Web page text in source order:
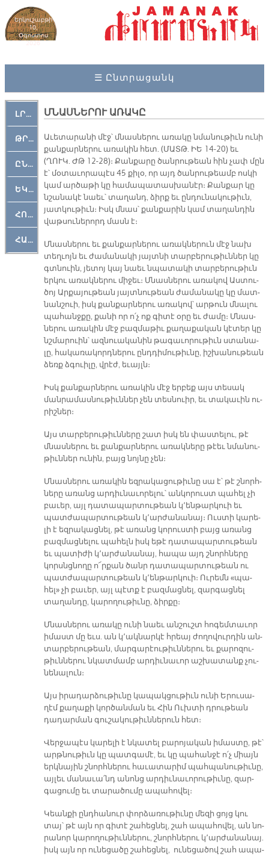
Երկուշաբթի
10,
Օգոստոս
2026
☰ Ընտրացանկ
ԼՐԱՀՈՍ
ԹՐՔԱՀԱՅ ԿԵԱՆՔ
ԸՆԿԵՐԱՄՇԱԿՈՒԹԱՅԻՆ
ԵԿԵՂԵՑԱԿԱՆ
ՀՈԳԵՄՏԱՒՈՐ
ՀԱՐԹԱԿ
ՄՆԱՍՆԵՐՈՒ ԱՌԱԿԸ
Ա­ւե­տա­րա­նի մէջ՝ մնաս­նե­րու ա­ռա­կը նմա­նու­թիւն ու­նի
քան­քար­նե­րու ա­ռա­կին հետ. (ՄԱՏԹ. ԻԵ 14-20) եւ
(ՂՈՒԿ. ԺԹ 12-28)։ Քան­քա­րը ծան­րու­թեան հին չափ մըն
է՝ մօ­տա­ւո­րա­պէս 45 քի­լօ, որ այդ ծան­րու­թեամբ ոս­կի
կամ ար­ծա­թի կը հա­մա­պա­տաս­խա­նէր։ Քան­քար կը
նշա­նա­կէ նաեւ՝ տա­ղանդ, ձիրք եւ ըն­դու­նա­կու­թիւն,
յատ­կու­թիւն։ Իսկ մնաս՝ քան­քա­րին կամ տա­ղան­դին
վաթ­սու­նե­րորդ մասն է։
Մնաս­նե­րու եւ քան­քար­նե­րու ա­ռակ­նե­րուն մէջ նախ
տեղ­ւոյն եւ ժա­մա­նա­կի յայտ­նի տար­բե­րու­թիւն­ներ կը
գտնուին, յե­տոյ կայ նաեւ նպա­տա­կի տար­բե­րու­թիւն
եր­կու ա­ռակ­նե­րու մի­ջեւ։ Մնաս­նե­րու ա­ռա­կով Աս­տու­
ծոյ Ար­քա­յու­թեան յայտ­նու­թեան ժա­մա­նա­կը կը մատ­
նան­շուի, իսկ քան­քար­նե­րու ա­ռա­կով՝ ար­թուն մնա­լու
պա­հանջ­քը, քա­նի որ ո՛չ ոք գի­տէ օ­րը եւ ժա­մը։ Մնաս­
նե­րու ա­ռա­կին մէջ բազ­մա­թիւ քա­ղա­քա­կան կէ­տեր կը
նշմա­րուին՝ ազ­նուա­կա­նին թա­գա­ւո­րու­թիւն ստա­նա­
լը, հա­կա­ռա­կորդ­նե­րու ընդ­դի­մու­թիւ­նը, իշ­խա­նու­թեան
ձեռք ձգուի­լը, վրէժ, ե­ւայլն։
Իսկ քան­քար­նե­րու ա­ռա­կին մէջ եր­բեք այս տե­սակ
ման­րա­մաս­նու­թիւն­ներ չեն տեսնուիր, եւ տա­կա­ւին ու­
րիշ­ներ։
Այս տար­բե­րու­թիւն­նե­րը շատ իսկ են փաս­տե­լու, թէ
մնաս­նե­րու եւ քան­քար­նե­րու ա­ռակ­նե­րը թէեւ նմա­նու­
թիւն­ներ ու­նին, բայց նոյ­նը չեն։
Մնաս­նե­րու ա­ռա­կին եզ­րա­կա­ցու­թիւ­նը սա է՝ թէ շնորհ­
նե­րը ա­ռանց ար­դիւ­նա­ւո­րե­լու՝ ան­կո­րուստ պա­հել չի
բա­ւեր, այլ դա­տա­պար­տու­թեան կ՚են­թար­կուի եւ
պատ­ժա­պար­տու­թեան կ՚ար­ժա­նա­նայ։ Ուս­տի կա­րե­
լի է եզ­րա­կաց­նել, թէ ա­ռանց կո­րուս­տի բայց ա­ռանց
բազ­մաց­նե­լու պա­հելն իսկ ե­թէ դա­տա­պար­տու­թեան
եւ պա­տի­ժի կ՚ար­ժա­նա­նայ, հա­պա այդ շնորհ­նե­րը
կորսնց­նո­ղը ո՜ր­քան ծանր դա­տա­պար­տու­թեան ու
պատ­ժա­պար­տու­թեան կ՚են­թար­կուի։ Ու­րեմն «պա­
հել» չի բա­ւեր, այլ պէտք է բազ­մաց­նել, զար­գաց­նել
տա­ղան­դը, կա­րո­ղու­թիւ­նը, ձիր­քը։
Մնաս­նե­րու ա­ռա­կը ու­նի նաեւ ան­շուշտ հո­գեմ­տա­ւոր
ի­մաստ մը եւս. ան կ՚ակ­նար­կէ հրեայ ժո­ղո­վուր­դին ան­
տար­բե­րու­թեան, մար­գա­րէու­թիւն­նե­րու եւ քա­րո­զու­
թիւն­նե­րու նկատ­մամբ ար­դիւ­նա­ւոր աշ­խա­տանք չու­
նե­նա­լուն։
Այս ի­րա­դար­ձու­թիւ­նը կա­պակ­ցու­թիւն ու­նի Ե­րու­սա­
ղէմ քա­ղա­քի կոր­ծան­ման եւ Հին Ուխ­տի դրու­թեան
դա­դար­ման գու­շա­կու­թիւն­նե­րուն հետ։
Վեր­ջա­պէս կա­րե­լի է նկա­տել բա­րո­յա­կան ի­մաս­տը, թէ՝
արթ­նու­թիւն կը պատ­գա­մէ, եւ կը պա­հան­ջէ ո՛չ միայն
երկ­նա­յին շնորհ­նե­րու հա­ւա­տա­րիմ պահ­պա­նու­թիւ­նը,
այլեւ մա­նա­ւա՛նդ ա­նոնց ար­դիւ­նա­ւո­րու­թիւ­նը, զար­
գա­ցու­մը եւ տա­րա­ծու­մը ա­պա­հո­վել։
Կեան­քի ընդ­հա­նուր փոր­ձա­ռու­թիւ­նը մե­զի ցոյց կու
տայ՝ թէ այն որ գի­տէ շա­հեց­նել, շահ ա­պա­հո­վել, ան նո­
րա­նոր կա­րո­ղու­թիւն­նե­րու, շնորհ­նե­րու կ՚ար­ժա­նա­նայ.
իսկ այն որ ու­նե­ցա­ծը շա­հեց­նել, ու­նե­ցա­ծով շահ ա­պա­